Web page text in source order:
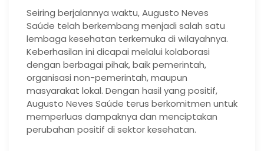
Seiring berjalannya waktu, Augusto Neves
Saúde telah berkembang menjadi salah satu
lembaga kesehatan terkemuka di wilayahnya.
Keberhasilan ini dicapai melalui kolaborasi
dengan berbagai pihak, baik pemerintah,
organisasi non-pemerintah, maupun
masyarakat lokal. Dengan hasil yang positif,
Augusto Neves Saúde terus berkomitmen untuk
memperluas dampaknya dan menciptakan
perubahan positif di sektor kesehatan.